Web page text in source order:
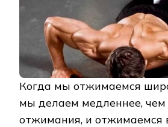
Когда мы отжимаемся
мы делаем медленнее, чем
отжимания, и отжимаемся